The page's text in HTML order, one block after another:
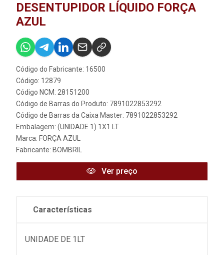
DESENTUPIDOR LÍQUIDO FORÇA
AZUL
Código do Fabricante: 16500
Código: 12879
Código NCM: 28151200
Código de Barras do Produto: 7891022853292
Código de Barras da Caixa Master: 7891022853292
Embalagem: (UNIDADE 1) 1X1 LT
Marca: FORÇA AZUL
Fabricante: BOMBRIL
Ver preço
Características
UNIDADE DE 1LT